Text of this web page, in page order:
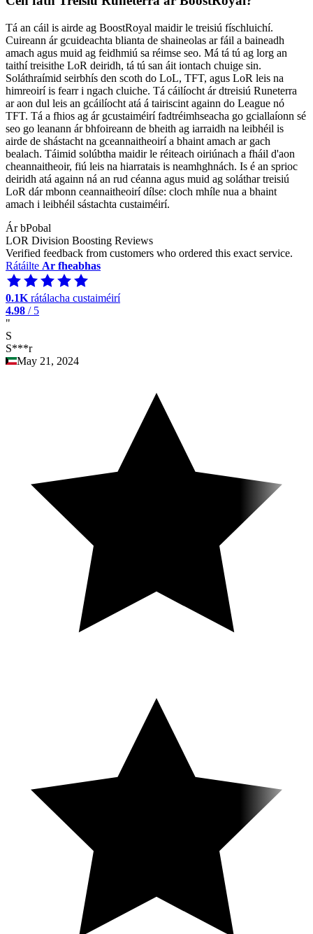
Tá an cáil is airde ag BoostRoyal maidir le treisiú físchluichí.
Cuireann ár gcuideachta blianta de shaineolas ar fáil a baineadh
amach agus muid ag feidhmiú sa réimse seo. Má tá tú ag lorg an
taithí treisithe LoR deiridh, tá tú san áit iontach chuige sin.
Soláthraímid seirbhís den scoth do LoL, TFT, agus LoR leis na
himreoirí is fearr i ngach cluiche. Tá cáilíocht ár dtreisiú Runeterra
ar aon dul leis an gcáilíocht atá á tairiscint againn do League nó
TFT. Tá a fhios ag ár gcustaiméirí fadtréimhseacha go gciallaíonn sé
seo go leanann ár bhfoireann de bheith ag iarraidh na leibhéil is
airde de shástacht na gceannaitheoirí a bhaint amach ar gach
bealach. Táimid solúbtha maidir le réiteach oiriúnach a fháil d'aon
cheannaitheoir, fiú leis na hiarratais is neamhghnách. Is é an sprioc
deiridh atá againn ná an rud céanna agus muid ag soláthar treisiú
LoR dár mbonn ceannaitheoirí dílse: cloch mhíle nua a bhaint
amach i leibhéil sástachta custaiméirí.
Ár bPobal
LOR Division Boosting Reviews
Verified feedback from customers who ordered this exact service.
Rátáilte Ar fheabhas
0.1K rátálacha custaiméirí
4.98 / 5
"
S
S***r
May 21, 2024